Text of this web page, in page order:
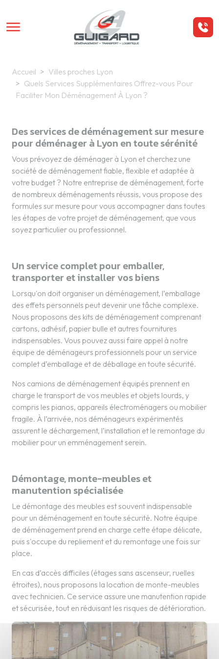
Accueil
Villes proches Lyon
Quels Services Supplémentaires Offrez-vous Pour
Faciliter Mon Déménagement À Lyon ?
Des services de déménagement sur mesure
pour déménager à Lyon en toute sérénité
Vous prévoyez de déménager à Lyon et cherchez une
société de déménagement fiable, flexible et adaptée à
votre budget ? Notre entreprise de déménagement, forte
de nombreux déménagements réussis, vous propose des
formules sur mesure pour vous accompagner dans toutes
les étapes de votre projet de déménagement, que vous
soyez particulier ou professionnel.
Un service complet pour emballer,
transporter et installer vos biens
Lorsqu'on doit organiser un déménagement, l’emballage
des effets personnels peut devenir une tâche complexe.
Nous proposons des kits de déménagement comprenant
cartons, adhésif, papier bulle et autres fournitures
indispensables. Vous pouvez aussi faire appel à notre
équipe de déménageurs professionnels pour un service
complet d’emballage et de déballage en toute sécurité.
Nos camions de déménagement équipés prennent en
charge le transport de vos meubles et objets lourds, y
compris les pianos, appareils électroménagers ou mobilier
fragile. À l’arrivée, nos déménageurs expérimentés
assurent le déchargement, l’installation et le remontage du
mobilier pour un emménagement serein.
Démontage, monte-meubles et
manutention spécialisée
Le démontage des meubles est souvent indispensable
pour un déménagement en toute sécurité. Notre équipe
de déménagement prend en charge cette étape délicate,
puis s'occupe du repliement et du remontage une fois sur
place.
En cas d’accès difficiles (étages sans ascenseur, ruelles
étroites), nous proposons la location de monte-meubles
avec technicien. Ce service assure une manutention rapide
et sécurisée, tout en réduisant les risques de détérioration.